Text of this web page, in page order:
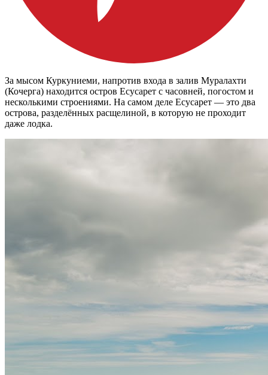
За мысом Куркуниеми, напротив входа в залив Муралахти
(Кочерга) находится остров Есусарет с часовней, погостом и
несколькими строениями. На самом деле Есусарет — это два
острова, разделённых расщелиной, в которую не проходит
даже лодка.